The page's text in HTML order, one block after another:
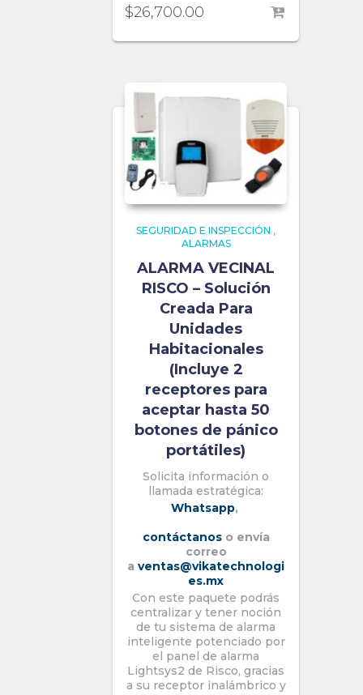
$26,700.00
SEGURIDAD E INSPECCIÓN ,
ALARMAS
ALARMA VECINAL
RISCO – Solución
Creada Para
Unidades
Habitacionales
(Incluye 2
receptores para
aceptar hasta 50
botones de pánico
portátiles)
Solicita información o
llamada estratégica:
Whatsapp,
contáctanos o envía
correo
a ventas@vikatechnologi
es.mx
Con este paquete podrás
centralizar y tener noción
de tu sistema de alarma
inteligente potenciado por
el panel de alarma
Lightsys2 de Risco, gracias
a su receptor inalámbrico y